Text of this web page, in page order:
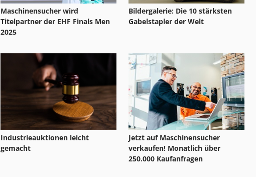
Maschinensucher wird
Titelpartner der EHF Finals Men
2025
Bildergalerie: Die 10 stärksten
Gabelstapler der Welt
Industrieauktionen leicht
gemacht
Jetzt auf Maschinensucher
verkaufen! Monatlich über
250.000 Kaufanfragen